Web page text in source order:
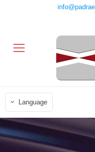
Language